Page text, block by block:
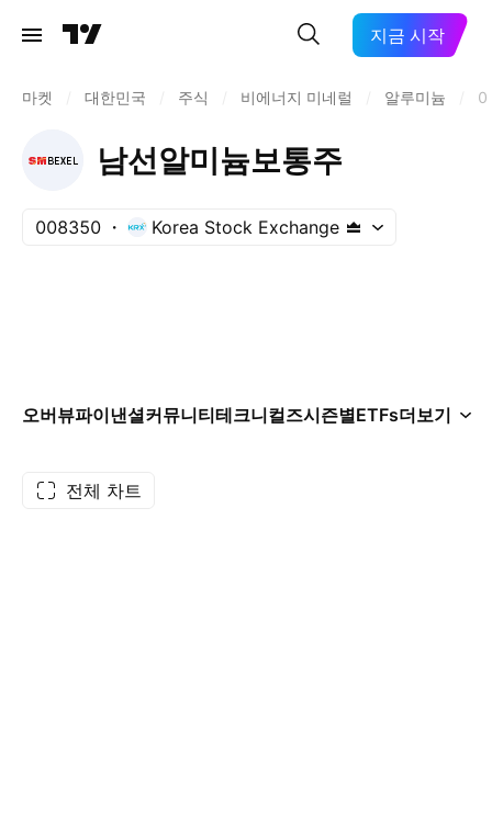
지금 시작
마켓 대한민국 주식 비에너지 미네럴 알루미늄
남선알미늄보통주
008350 Korea Stock Exchange
오버뷰파이낸셜커뮤니티테크니컬즈시즌별ETFs더보기
전체 차트